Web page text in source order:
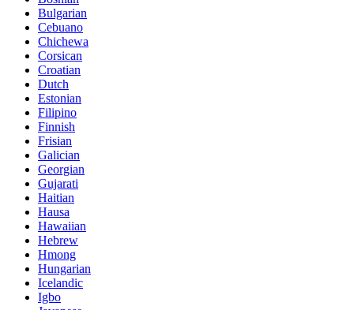
Bulgarian
Cebuano
Chichewa
Corsican
Croatian
Dutch
Estonian
Filipino
Finnish
Frisian
Galician
Georgian
Gujarati
Haitian
Hausa
Hawaiian
Hebrew
Hmong
Hungarian
Icelandic
Igbo